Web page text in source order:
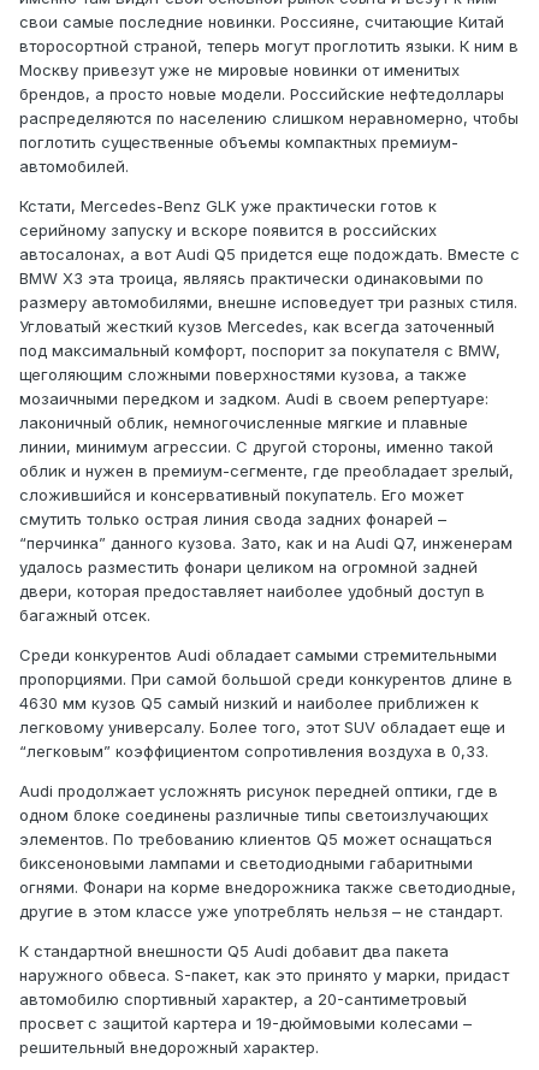
свои самые последние новинки. Россияне, считающие Китай
второсортной страной, теперь могут проглотить языки. К ним в
Москву привезут уже не мировые новинки от именитых
брендов, а просто новые модели. Российские нефтедоллары
распределяются по населению слишком неравномерно, чтобы
поглотить существенные объемы компактных премиум-
автомобилей.
Кстати, Mercedes-Benz GLK уже практически готов к
серийному запуску и вскоре появится в российских
автосалонах, а вот Audi Q5 придется еще подождать. Вместе с
BMW X3 эта троица, являясь практически одинаковыми по
размеру автомобилями, внешне исповедует три разных стиля.
Угловатый жесткий кузов Mercedes, как всегда заточенный
под максимальный комфорт, поспорит за покупателя с BMW,
щеголяющим сложными поверхностями кузова, а также
мозаичными передком и задком. Audi в своем репертуаре:
лаконичный облик, немногочисленные мягкие и плавные
линии, минимум агрессии. С другой стороны, именно такой
облик и нужен в премиум-сегменте, где преобладает зрелый,
сложившийся и консервативный покупатель. Его может
смутить только острая линия свода задних фонарей –
“перчинка” данного кузова. Зато, как и на Audi Q7, инженерам
удалось разместить фонари целиком на огромной задней
двери, которая предоставляет наиболее удобный доступ в
багажный отсек.
Среди конкурентов Audi обладает самыми стремительными
пропорциями. При самой большой среди конкурентов длине в
4630 мм кузов Q5 самый низкий и наиболее приближен к
легковому универсалу. Более того, этот SUV обладает еще и
“легковым” коэффициентом сопротивления воздуха в 0,33.
Audi продолжает усложнять рисунок передней оптики, где в
одном блоке соединены различные типы светоизлучающих
элементов. По требованию клиентов Q5 может оснащаться
биксеноновыми лампами и светодиодными габаритными
огнями. Фонари на корме внедорожника также светодиодные,
другие в этом классе уже употреблять нельзя – не стандарт.
К стандартной внешности Q5 Audi добавит два пакета
наружного обвеса. S-пакет, как это принято у марки, придаст
автомобилю спортивный характер, а 20-сантиметровый
просвет с защитой картера и 19-дюймовыми колесами –
решительный внедорожный характер.